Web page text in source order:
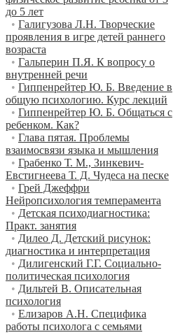
до 5 лет
• Галигузова Л.Н. Творческие
проявления в игре детей раннего
возраста
• Гальперин П.Я. К вопросу о
внутренней речи
• Гиппенрейтер Ю. Б. Введение в
общую психологию. Курс лекций
• Гиппенрейтер Ю. Б. Общаться с
ребенком. Как?
• Глава пятая. Проблемы
взаимосвязи языка и мышления
• Грабенко Т. М., Зинкевич-
Евстигнеева Т. Д. Чудеса на песке
• Грей Джеффри
Нейропсихология темперамента
• Детская психодиагностика:
Практ. занятия
• Дилео Д. Детский рисунок:
диагностика и интерпретация
• Дилигенский Г.Г. Социально-
политическая психология
• Дильтей В. Описательная
психология
• Елизаров А.Н. Специфика
работы психолога с семьями